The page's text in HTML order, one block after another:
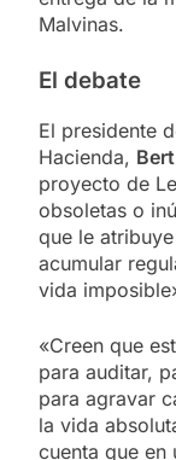
Malvinas.
El debate
El presidente
Hacienda,
proyecto de
obsoletas o
que le
acumular
vida
«Creen que
para auditar,
para agravar
la vida
cuenta que